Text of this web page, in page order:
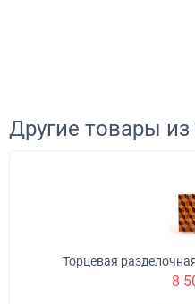
Другие товары из
Торцевая
8